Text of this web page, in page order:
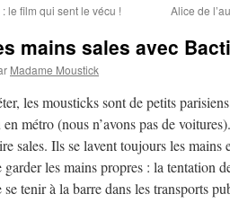
le film qui sent le vécu ! Alice de
mains sales avec
Madame Moustick
les mousticks sont de petits
en métro (nous n’avons pas de
sales. Ils se lavent toujours les mains
les mains propres : la tentation
tenir à la barre dans les transports